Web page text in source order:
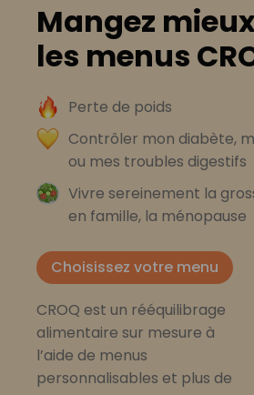
Mangez
les menus
Perte de poids
Contrôler mon diabète,
ou mes troubles digestifs
Vivre sereinement la
en famille, la ménopause
Choisissez votre menu
CROQ est un rééquilibrage
alimentaire sur mesure à
l’aide de menus
personnalisables et plus de